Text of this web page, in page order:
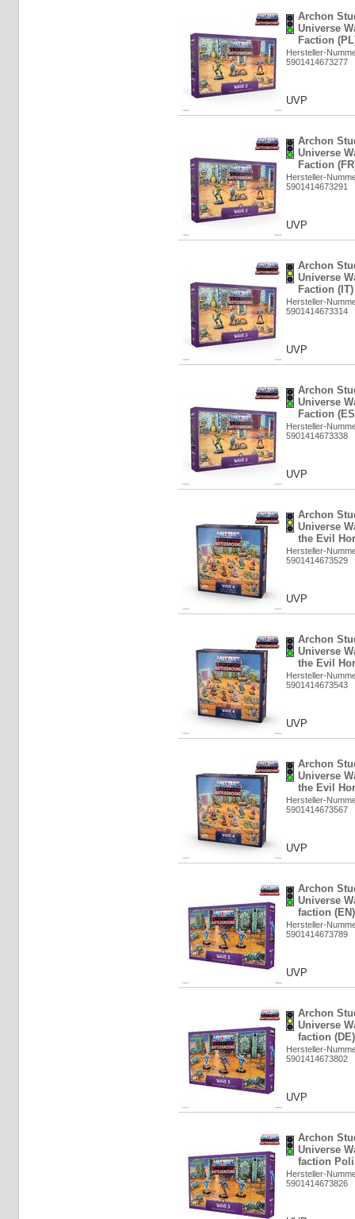
Archon
Universe
Faction
Hersteller-
5901414673277
UVP
Archon
Universe
Faction
Hersteller-
5901414673291
UVP
Archon
Universe
Faction
Hersteller-
5901414673314
UVP
Archon
Universe
Faction
Hersteller-
5901414673338
UVP
Archon
Universe
the Evil
Hersteller-
5901414673529
UVP
Archon
Universe
the Evil
Hersteller-
5901414673543
UVP
Archon
Universe
the Evil
Hersteller-
5901414673567
UVP
Archon
Universe
faction
Hersteller-
5901414673789
UVP
Archon
Universe
faction
Hersteller-
5901414673802
UVP
Archon
Universe
faction
Hersteller-
5901414673826